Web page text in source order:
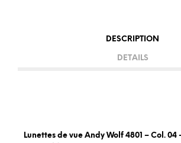
DESCRIPTION
DETAILS
Lunettes de vue Andy Wolf 4801 – Col. 04